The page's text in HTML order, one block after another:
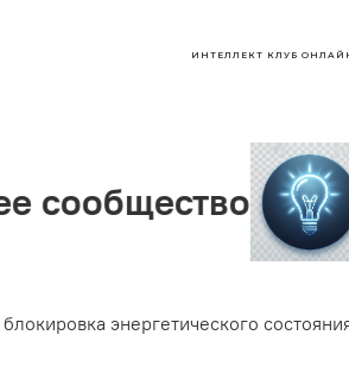
ИНТЕЛЛЕКТ КЛУБ
энергетического